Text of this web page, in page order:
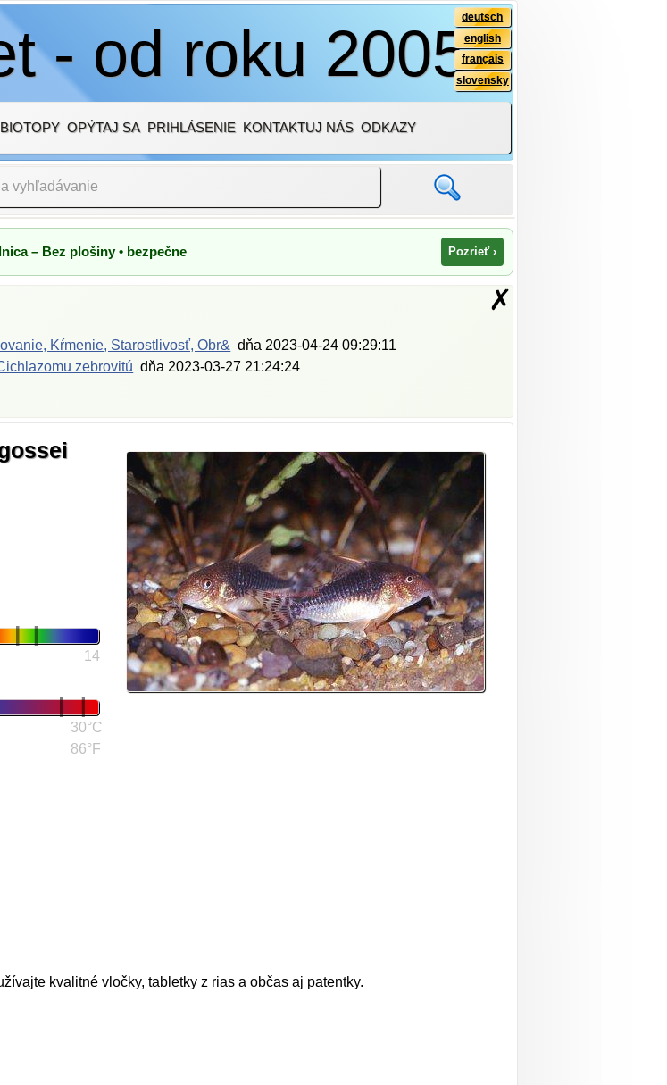
- od roku 2005
deutsch
english
français
slovensky
BIOTOPY OPÝTAJ SA PRIHLÁSENIE KONTAKTUJ NÁS ODKAZY
– Bez plošiny • bezpečne Pozrieť ›
✗
Kŕmenie, Starostlivosť, Obr& dňa 2023-04-24 09:29:11
zebrovitú dňa 2023-03-27 21:24:24
14
30°C
86°F
kvalitné vločky, tabletky z rias a občas aj patentky.